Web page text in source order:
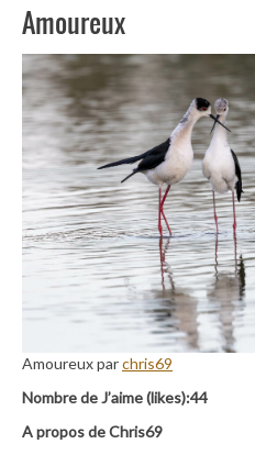
Amoureux
Amoureux parchris69
Nombre de J’aime (likes):44
A propos de Chris69